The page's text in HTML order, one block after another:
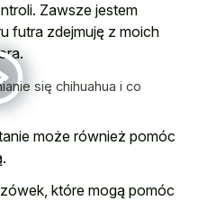
Zawsze jestem
futra zdejmuję z moich
się chihuahua i co
może również pomóc
które mogą pomóc